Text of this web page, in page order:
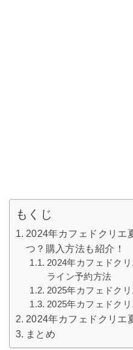
もくじ
2024年カフェドクリエ
つ？購入方法も紹介！
2024年カフェドク
ライン予約方法
2025年カフェドク
2025年カフェドク
2024年カフェドクリエ
まとめ